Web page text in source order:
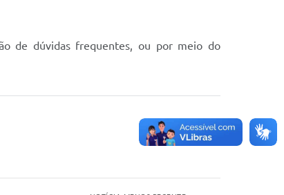
de dúvidas frequentes, ou por meio do